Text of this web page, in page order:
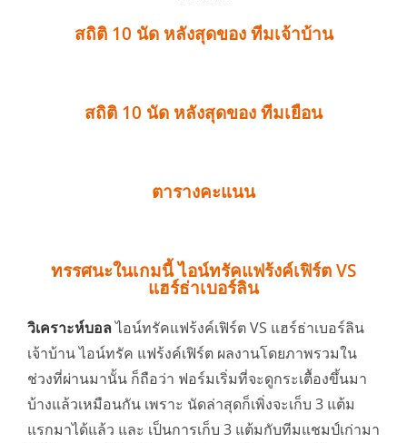
สถิติ 10 นัด หลังสุดของ ทีมเจ้าบ้าน
สถิติ 10 นัด หลังสุดของ ทีมเยือน
ตารางคะแนน
ทรรศนะในเกมนี้ ไอน์ทรัคแฟร้งค์เฟิร์ต VS
แฮร์ธ่าเบอร์ลิน
วิเคราะห์บอลไอน์ทรัคแฟร้งค์เฟิร์ต VS แฮร์ธ่าเบอร์ลิน
เจ้าบ้าน ไอน์ทรัค แฟร้งค์เฟิร์ต ผลงานโดยภาพรวมใน
ช่วงที่ผ่านมานั้น ก็ถือว่า ฟอร์มเริ่มที่จะดูกระเตื้องขึ้นมา
บ้างแล้วเหมือนกัน เพราะ นัดล่าสุดก็เพิ่งจะเก็บ 3 แต้ม
แรกมาได้แล้ว และ เป็นการเก็บ 3 แต้มกับทีมแชมป์เก่ามา